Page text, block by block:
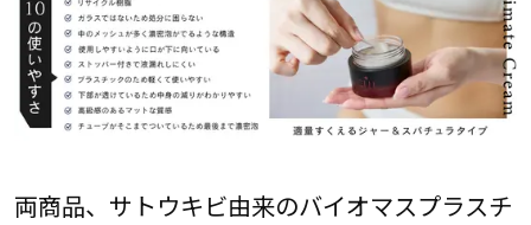
両商品、サトウキビ由来のバイオマスプラスチ